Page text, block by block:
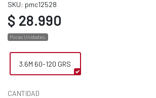
SKU: pmc12528
$ 28.990
Pocas Unidades.
3.6M 60-120 GRS
CANTIDAD